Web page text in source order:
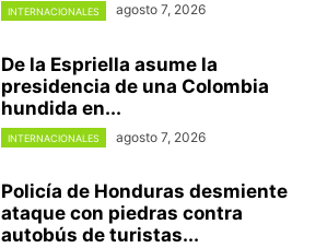
INTERNACIONALES agosto 7, 2026
De la Espriella asume la
presidencia de una Colombia
hundida en...
INTERNACIONALES agosto 7, 2026
Policía de Honduras desmiente
ataque con piedras contra
autobús de turistas...